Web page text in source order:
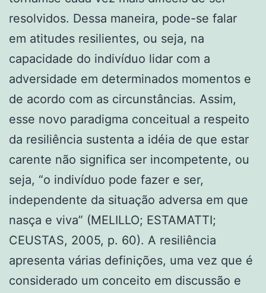
resolvidos. Dessa maneira, pode-se falar
em atitudes resilientes, ou seja, na
capacidade do indivíduo lidar com a
adversidade em determinados momentos e
de acordo com as circunstâncias. Assim,
esse novo paradigma conceitual a respeito
da resiliência sustenta a idéia de que estar
carente não significa ser incompetente, ou
seja, “o indivíduo pode fazer e ser,
independente da situação adversa em que
nasça e viva” (MELILLO; ESTAMATTI;
CEUSTAS, 2005, p. 60). A resiliência
apresenta várias definições, uma vez que é
considerado um conceito em discussão e